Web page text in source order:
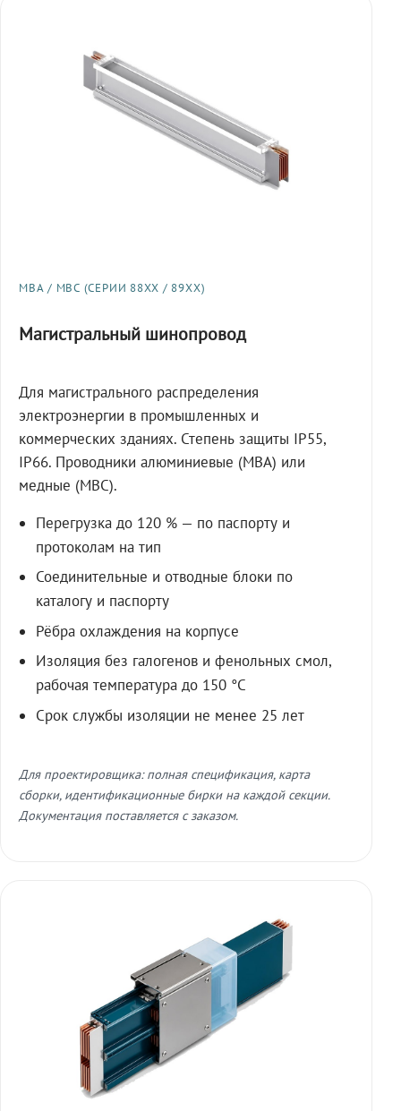
МВА / МВС (СЕРИИ 88XX / 89XX)
Магистральный шинопровод
Для магистрального распределения
электроэнергии в промышленных и
коммерческих зданиях. Степень защиты IP55,
IP66. Проводники алюминиевые (МВА) или
медные (МВС).
Перегрузка до 120 % — по паспорту и
протоколам на тип
Соединительные и отводные блоки по
каталогу и паспорту
Рёбра охлаждения на корпусе
Изоляция без галогенов и фенольных смол,
рабочая температура до 150 °C
Срок службы изоляции не менее 25 лет
Для проектировщика: полная спецификация, карта
сборки, идентификационные бирки на каждой секции.
Документация поставляется с заказом.